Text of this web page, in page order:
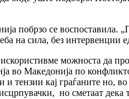
побрзо се
на сила, без интервенции
можноста да
во Македонија по
тензии кај граѓаните но,
но сметаат дека